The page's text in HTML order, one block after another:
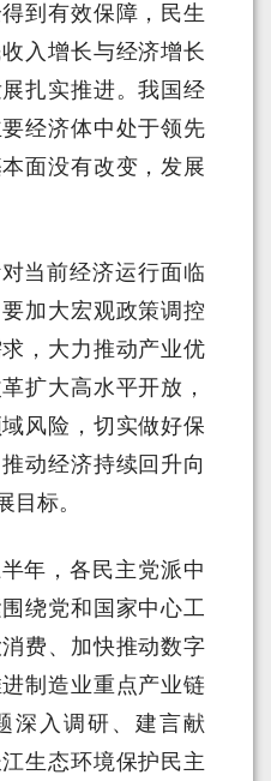
到有效保障，民生
入增长与经济增长
扎实推进。我国经
经济体中处于领先
面没有改变，发展
当前经济运行面临
加大宏观政策调控
，大力推动产业优
扩大高水平开放，
风险，切实做好保
动经济持续回升向
目标。
年，各民主党派中
绕党和国家中心工
费、加快推动数字
制造业重点产业链
深入调研、建言献
生态环境保护民主